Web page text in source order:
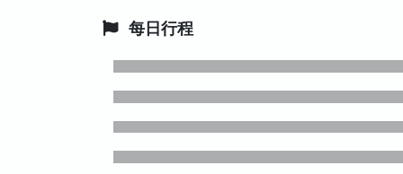
每日行程